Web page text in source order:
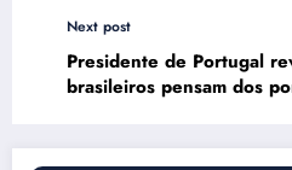
Next post
Presidente de Portugal
brasileiros pensam dos